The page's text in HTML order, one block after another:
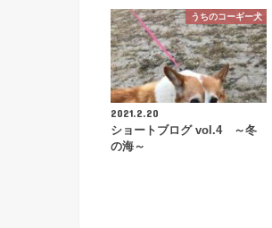
うちのコーギー犬
2021.2.20
ショートブログ vol.4 ～冬
の海～